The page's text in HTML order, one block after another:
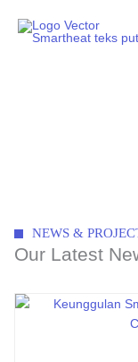
NEWS &
Our Latest